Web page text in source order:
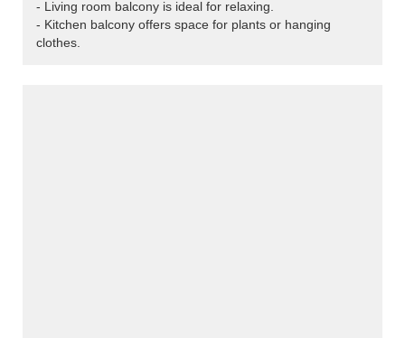
- Living room balcony is ideal for relaxing.
- Kitchen balcony offers space for plants or hanging
clothes.